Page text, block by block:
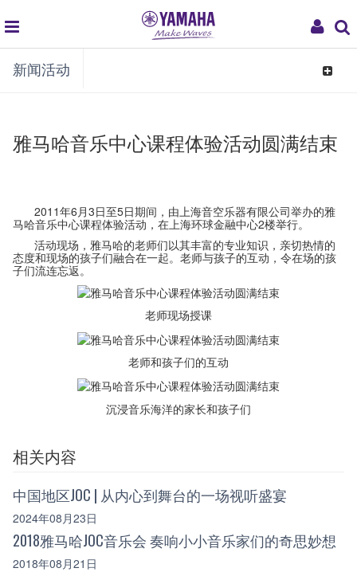
My
global
navigation
新闻活动
Toggle
雅马哈音乐中心课程体验活动圆满结束
2011年6月3日至5日期间，由上海音空乐器有限公司举办的雅
马哈音乐中心课程体验活动，在上海环球金融中心2楼举行。
活动现场，雅马哈的老师们以其丰富的专业知识，亲切热情的
态度和现场的孩子们融合在一起。老师与孩子的互动，令在场的孩
子们流连忘返。
老师现场授课
老师和孩子们的互动
沉浸音乐海洋的家长和孩子们
相关内容
中国地区JOC | 从内心到舞台的一场视听盛宴
2024年08月23日
2018雅马哈JOC音乐会 奏响小小音乐家们的奇思妙想
2018年08月21日